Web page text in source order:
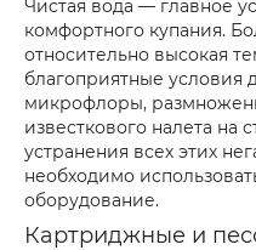
Чистая вода — главное
комфортного купания.
относительно высокая
благоприятные условия
микрофлоры,
известкового налета на
устранения всех этих
необходимо
оборудование.
Картриджные и